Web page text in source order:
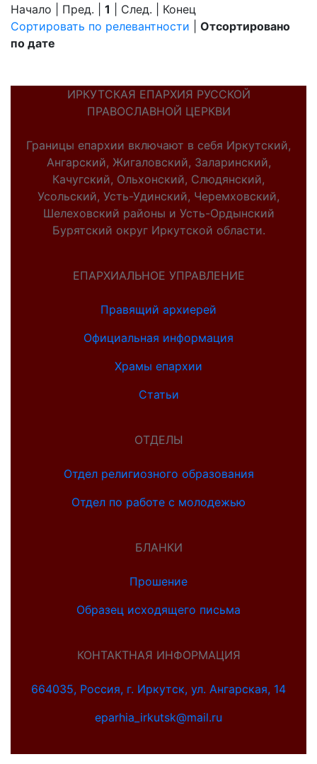
Начало | Пред. | 1 | След. | Конец
Сортировать по релевантности
Отсортировано
по дате
ИРКУТСКАЯ ЕПАРХИЯ РУССКОЙ
ПРАВОСЛАВНОЙ ЦЕРКВИ
Границы епархии включают в себя Иркутский,
Ангарский, Жигаловский, Заларинский,
Качугский, Ольхонский, Слюдянский,
Усольский, Усть-Удинский, Черемховский,
Шелеховский районы и Усть-Ордынский
Бурятский округ Иркутской области.
ЕПАРХИАЛЬНОЕ УПРАВЛЕНИЕ
Правящий архиерей
Официальная информация
Храмы епархии
Статьи
ОТДЕЛЫ
Отдел религиозного образования
Отдел по работе с молодежью
БЛАНКИ
Прошение
Образец исходящего письма
КОНТАКТНАЯ ИНФОРМАЦИЯ
664035, Россия, г. Иркутск, ул. Ангарская, 14
eparhia_irkutsk@mail.ru